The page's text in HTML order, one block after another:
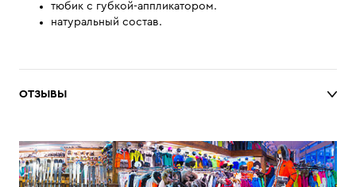
тюбик с губкой-аппликатором.
натуральный состав.
ОТЗЫВЫ